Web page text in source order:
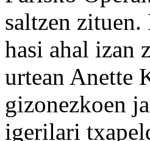
saltzen
hasi ahal izan
urtean Anette
gizonezkoen
igerilari